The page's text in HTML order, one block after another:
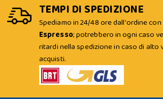
TEMPI DI SPEDIZIONE
Spediamo in 24/48 ore dall'ordine con
Espresso; potrebbero in ogni caso
ritardi nella spedizione in caso di alto
acquisti.